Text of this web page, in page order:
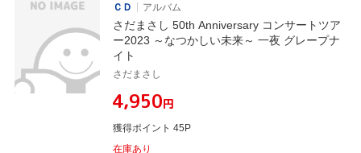
ＣＤ
アルバム
さだまさし 50th Anniversary コンサートツア
ー2023 ～なつかしい未来～ 一夜 グレープナ
イト
さだまさし
¥4,950円
獲得ポイント 45P
在庫あり